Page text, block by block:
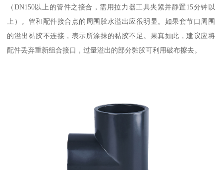
（DN150以上的管件之接合，需用拉力器工具夹紧并静置15分钟以
上）。管和配件接合点的周围胶水溢出应很明显。如果套节口周围
的溢出黏胶不连接，表示所涂抹的黏胶不足。果真如此，建议应将
配件丢弃重新组合接口，过量溢出的部分黏胶可利用破布擦去。